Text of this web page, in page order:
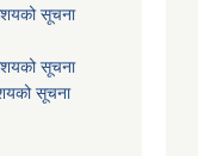
सूचना
सूचना
सूचना